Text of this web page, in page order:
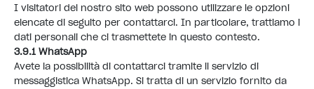
I visitatori del nostro sito web possono utilizzare le opzioni
elencate di seguito per contattarci. In particolare, trattiamo i
dati personali che ci trasmettete in questo contesto.
3.9.1 WhatsApp
Avete la possibilità di contattarci tramite il servizio di
messaggistica WhatsApp. Si tratta di un servizio fornito da